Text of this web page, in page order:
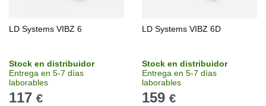
LD Systems VIBZ 6
Stock en distribuidor
Entrega en 5-7 días
laborables
117 €
LD Systems VIBZ 6D
Stock en distribuidor
Entrega en 5-7 días
laborables
159 €